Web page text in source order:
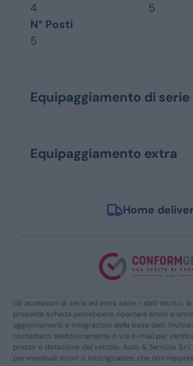
4
5
N° Posti
5
Equipaggiamento di serie
Equipaggiamento extra
Home
Gli accessori di serie ed extra serie, i dati tecnici,
presente scheda potrebbero riportare errori e
aggiornamenti e integrazioni della base dati.
contattarci telefonicamente o via e-mail per
prezzo e dotazione del veicolo. Auto & Servizio
per eventuali errori o incongruenze, che non